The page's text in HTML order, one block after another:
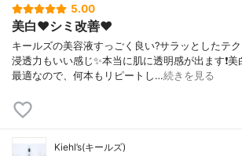
5.00
美白❤️シミ改善❤️
キールズの美容液すっごく良い?サラッとしたテ
浸透力もいい感じ✨本当に肌に透明感が出ます❗️
最適なので、何本もリピートし…続きを見る
Kiehl’s(キールズ)